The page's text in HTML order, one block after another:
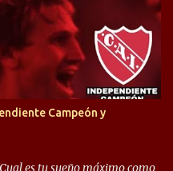
de pases y ha rendido de
sobre todo en la
lo mismo en cuanto al
Pasando a jugadores que
el rojo, tenemos a la dupla
ambos explotaron
de Varela, donde, por
tenido en cuenta para el
que aún no ha logrado
Campeón y
es tu sueño máximo como